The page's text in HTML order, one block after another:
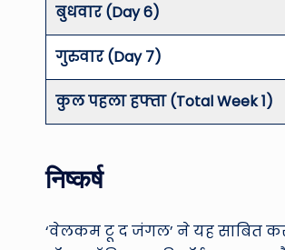
बुधवार (Day 6)
गुरुवार (Day 7)
कुल पहला हफ्ता (Total Week 1)
निष्कर्ष
‘वेलकम टू द जंगल’ ने यह साबित